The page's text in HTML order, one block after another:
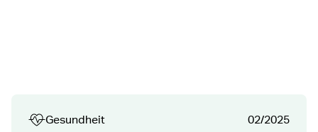
Gesundheit 02/2025